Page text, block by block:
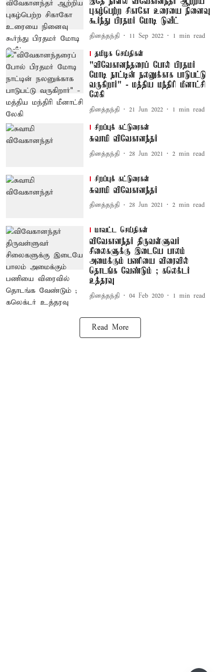
புகழ்பெற்ற சிகாகோ உரையை நினைவு
கூர்ந்து பிரதமர் மோடி டுவீட்
தினத்தந்தி 11 Sep 2022 1 min read
தமிழக செய்திகள்
"விவேகானந்தரைப் போல் பிரதமர்
மோடி நாட்டின் நலனுக்காக பாடுபட்டு
வருகிறார்" - மத்திய மந்திரி மீனாட்சி
லேகி
தினத்தந்தி 21 Jun 2022 1 min read
சிறப்புக் கட்டுரைகள்
சுவாமி விவேகானந்தர்
தினத்தந்தி 28 Jun 2021 2 min read
சிறப்புக் கட்டுரைகள்
சுவாமி விவேகானந்தர்
தினத்தந்தி 28 Jun 2021 2 min read
மாவட்ட செய்திகள்
விவேகானந்தர்– திருவள்ளுவர்
சிலைகளுக்கு இடையே பாலம்
அமைக்கும் பணியை விரைவில்
தொடங்க வேண்டும் ; கலெக்டர்
உத்தரவு
தினத்தந்தி 04 Feb 2020 1 min read
Read More